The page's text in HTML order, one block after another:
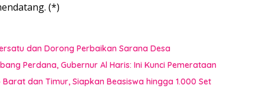
(*)
dan Dorong Perbaikan Sarana Desa
Perdana, Gubernur Al Haris: Ini Kunci Pemerataan
dan Timur, Siapkan Beasiswa hingga 1.000 Set